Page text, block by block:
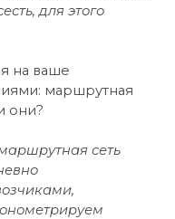
для этого
на ваше
маршрутная
они?
сеть